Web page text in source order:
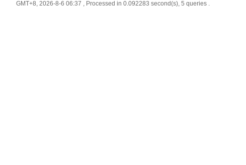
GMT+8, 2026-8-6 06:37 , Processed in 0.092283 second(s), 5 queries .